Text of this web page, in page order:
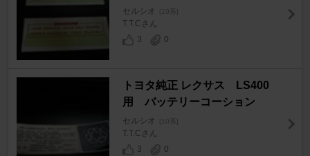
セルシオ [10系]
T.T.Cさん
3
0
トヨタ純正 レクサス LS400
用 バッテリーコーション
セルシオ [10系]
T.T.Cさん
3
0